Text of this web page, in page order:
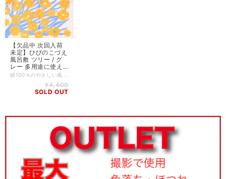
【欠品中 次回入荷
未定】ひびのこづえ
風呂敷 ツリー / グ
レー 多用途に使え
るファブリック 当
100x100cm 使い方
いろいろ 綿100%
¥4,400
SOLD OUT